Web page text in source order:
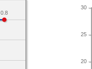
0.8
20
25
30